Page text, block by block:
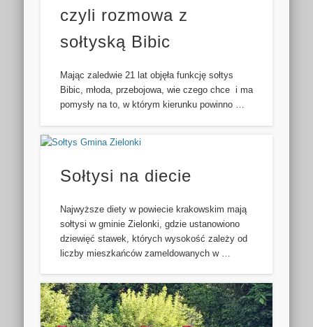
czyli rozmowa z
sołtyską Bibic
Mając zaledwie 21 lat objęła funkcję sołtys
Bibic, młoda, przebojowa, wie czego chce i ma
pomysły na to, w którym kierunku powinno …
Sołtysi na diecie
Najwyższe diety w powiecie krakowskim mają
sołtysi w gminie Zielonki, gdzie ustanowiono
dziewięć stawek, których wysokość zależy od
liczby mieszkańców zameldowanych w …